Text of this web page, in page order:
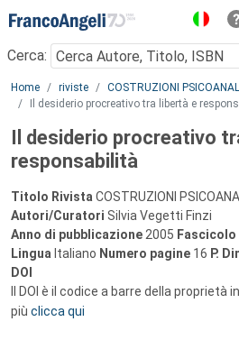
Menu
Cerca:
Main content
Home riviste COSTRUZIONI
Il desiderio procreativo tra libertà e
Il desiderio procreativo
responsabilità
Titolo Rivista COSTRUZIONI
Autori/Curatori Silvia Vegetti Finzi
Anno di pubblicazione 2005 Fascicolo
Lingua Italiano Numero pagine 16 P.
DOI
Il DOI è il codice a barre della
più clicca qui